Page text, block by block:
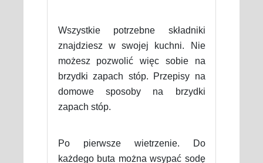
Wszystkie potrzebne składniki
znajdziesz w swojej kuchni. Nie
możesz pozwolić więc sobie na
brzydki zapach stóp. Przepisy na
domowe sposoby na brzydki
zapach stóp.
Po pierwsze wietrzenie. Do
każdego buta można wsypać sodę